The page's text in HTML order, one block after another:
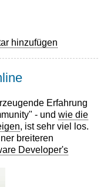
hinzufügen
Erfahrung
- und wie die
, ist sehr viel los.
breiteren
Developer's